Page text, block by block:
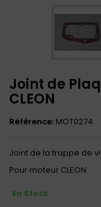
Joint de
CLEON
Référence: MOT0274
Joint de la trappe de
Pour moteur CLEON
En Stock